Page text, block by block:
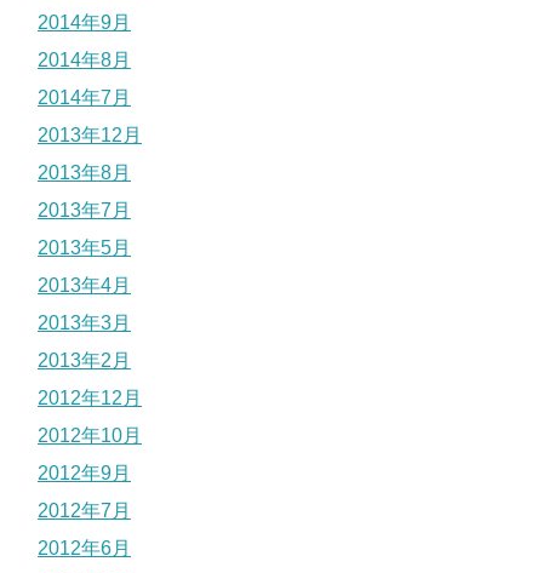
2014年9月
2014年8月
2014年7月
2013年12月
2013年8月
2013年7月
2013年5月
2013年4月
2013年3月
2013年2月
2012年12月
2012年10月
2012年9月
2012年7月
2012年6月